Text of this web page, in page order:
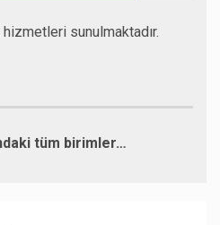
sunulmaktadır.
tüm birimler…